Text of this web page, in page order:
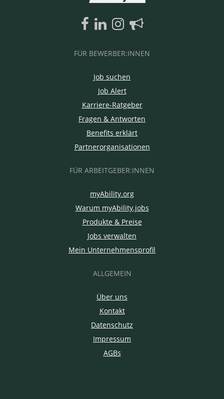
FÜR BEWERBER:INNEN
Job suchen
Job Alert
Karriere-Ratgeber
Fragen & Antworten
Benefits erklärt
Partnerorganisationen
FÜR ARBEITGEBER:INNEN
myAbility.org
Warum myAbility.jobs
Produkte & Preise
Jobs verwalten
Mein Unternehmensprofil
ALLGEMEIN
Über uns
Kontakt
Datenschutz
Impressum
AGBs